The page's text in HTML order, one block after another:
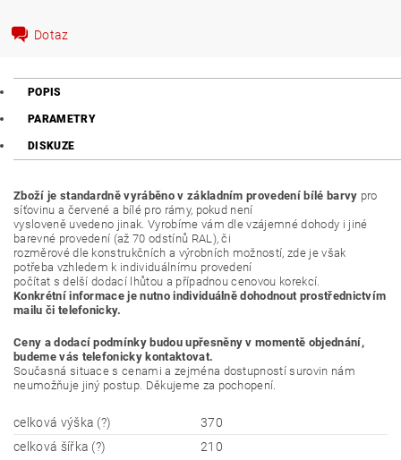
Dotaz
POPIS
PARAMETRY
DISKUZE
Zboží je standardně vyráběno v základním provedení bílé barvy pro
síťovinu a červené a bílé pro rámy, pokud není
vysloveně uvedeno jinak. Vyrobíme vám dle vzájemné dohody i jiné
barevné provedení (až 70 odstínů RAL), či
rozměrové dle konstrukčních a výrobních možností, zde je však
potřeba vzhledem k individuálnímu provedení
počítat s delší dodací lhůtou a případnou cenovou korekcí.
Konkrétní informace je nutno individuálně dohodnout prostřednictvím
mailu či telefonicky.
Ceny a dodací podmínky budou upřesněny v momentě objednání,
budeme vás telefonicky kontaktovat.
Současná situace s cenami a zejména dostupností surovin nám
neumožňuje jiný postup. Děkujeme za pochopení.
celková výška (?)
370
celková šířka (?)
210